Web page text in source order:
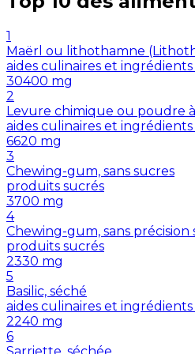
1
Maërl ou lithothamne
aides culinaires et ingrédients
30400 mg
2
Levure chimique ou poudre
aides culinaires et ingrédients
6620 mg
3
Chewing-gum, sans sucres
produits sucrés
3700 mg
4
Chewing-gum, sans
produits sucrés
2330 mg
5
Basilic, séché
aides culinaires et ingrédients
2240 mg
6